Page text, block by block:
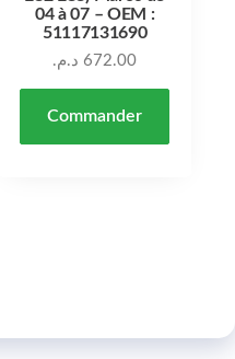
04 à 07 – OEM :
51117131690
672.00 د.م.
Commander